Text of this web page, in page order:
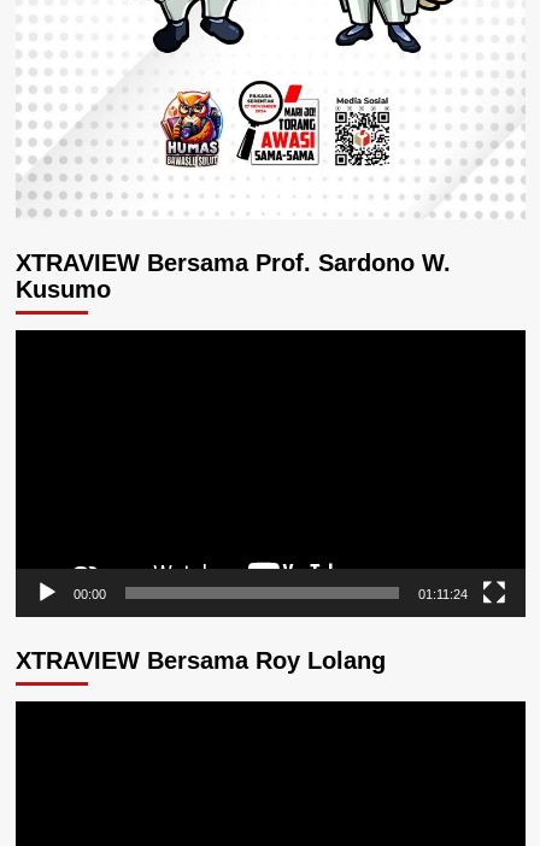
XTRAVIEW Bersama Prof. Sardono W.
Kusumo
00:00 01:11:24
XTRAVIEW Bersama Roy Lolang